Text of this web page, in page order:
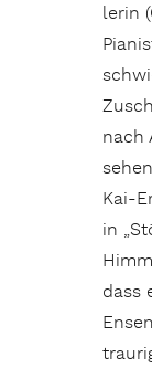
lerin
nach
Kai-
in
dass